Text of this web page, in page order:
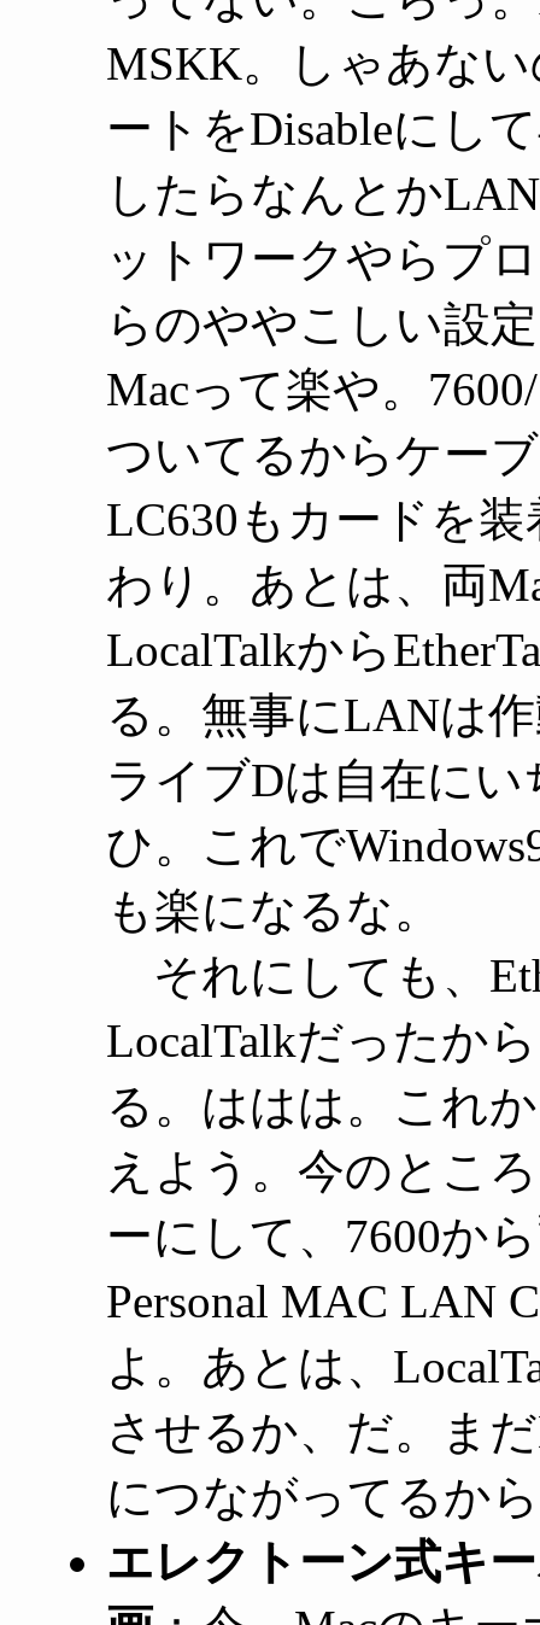
MSKK。しゃあな
ートをDisableにし
したらなんとか
ットワークやらプ
らのややこしい設
Macって楽や。
ついてるからケー
LC630もカードを
わり。あとは、両
LocalTalkから
る。無事にLANは
ライブDは自在に
ひ。これで
も楽になるな。
それにしても、
LocalTalkだったか
る。ははは。これ
えよう。今のとこ
ーにして、7600か
Personal MAC LAN
よ。あとは、
させるか、だ。ま
につながってるか
エレクトーン式キ